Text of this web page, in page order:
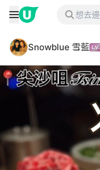
Snowblue 雪藍